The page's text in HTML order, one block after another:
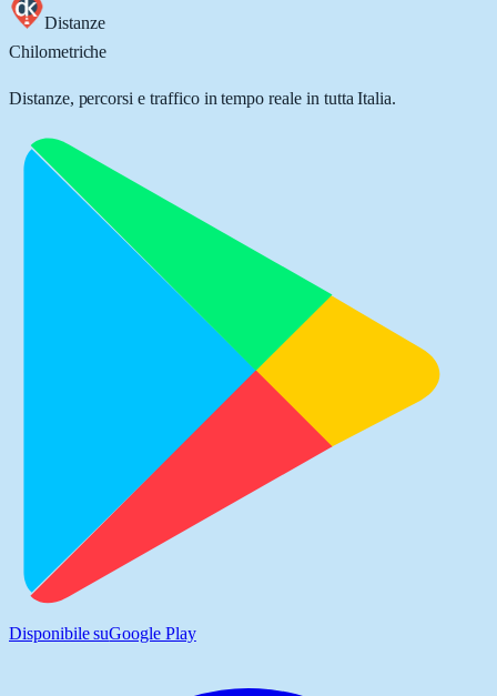
Distanze
Chilometriche
Distanze, percorsi e traffico in tempo reale in tutta Italia.
Disponibile suGoogle Play